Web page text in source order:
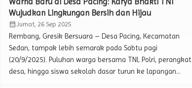
Alkadrie, di Bandara Internasional Juanda. Brigjen TNI
Danny Alkadrie menegaskan bahwa agenda kunjungan
kerja Menteri Pertahanan kali ini berfokus
pada peninjauan […]
Wujudkan Lingkungan Bersih dan Hijau
calendar_monthJumat, 26 Sep 2025
Rembang, Gresik Bersuara – Desa Pacing, Kecamatan
Sedan, tampak lebih semarak pada Sabtu pagi
(20/9/2025). Puluhan warga bersama TNI, Polri, perangkat
desa, hingga siswa sekolah dasar turun ke lapangan